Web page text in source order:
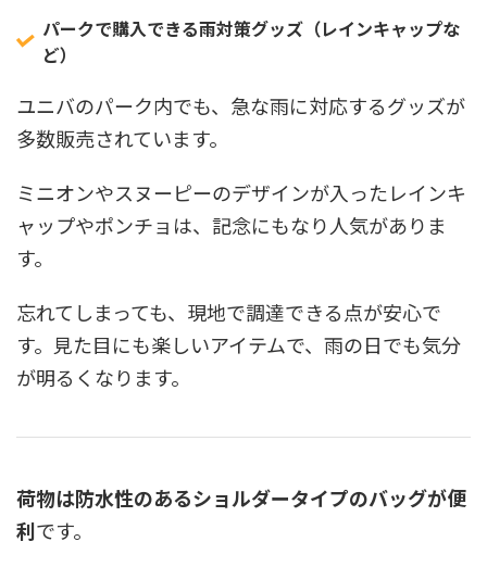
パークで購入できる雨対策グッズ（レインキャップな
ど）
ユニバのパーク内でも、急な雨に対応するグッズが
多数販売されています。
ミニオンやスヌーピーのデザインが入ったレインキ
ャップやポンチョは、記念にもなり人気がありま
す。
忘れてしまっても、現地で調達できる点が安心で
す。見た目にも楽しいアイテムで、雨の日でも気分
が明るくなります。
荷物は防水性のあるショルダータイプのバッグが便
利です。